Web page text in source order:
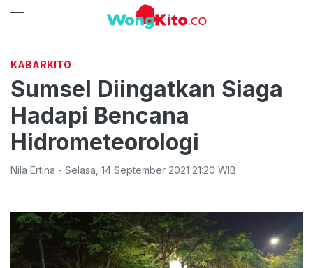
KABARKITO
Sumsel Diingatkan Siaga
Hadapi Bencana
Hidrometeorologi
Nila Ertina - Selasa 14 September 2021 21:20 WIB